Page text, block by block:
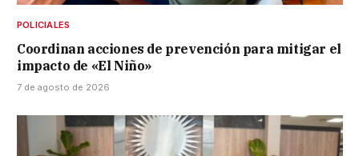
POLICIALES
Coordinan acciones de prevención para mitigar el
impacto de «El Niño»
7 de agosto de 2026